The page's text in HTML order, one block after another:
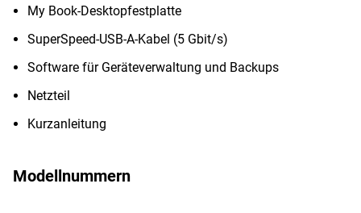
My Book-Desktopfestplatte
SuperSpeed-USB-A-Kabel (5 Gbit/s)
Software für Geräteverwaltung und Backups
Netzteil
Kurzanleitung
Modellnummern